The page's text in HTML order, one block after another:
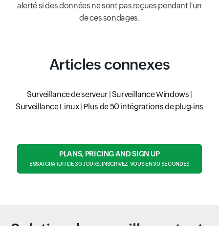
alerté si des données ne sont pas reçues pendant l'un
de ces sondages.
Articles connexes
Surveillance de serveur | Surveillance Windows |
Surveillance Linux| Plus de 50 intégrations de plug-ins
PLANS, PRICING AND SIGN UP
ESSAI GRATUIT DE 30 JOURS, INSCRIVEZ-VOUS EN 30 SECONDES